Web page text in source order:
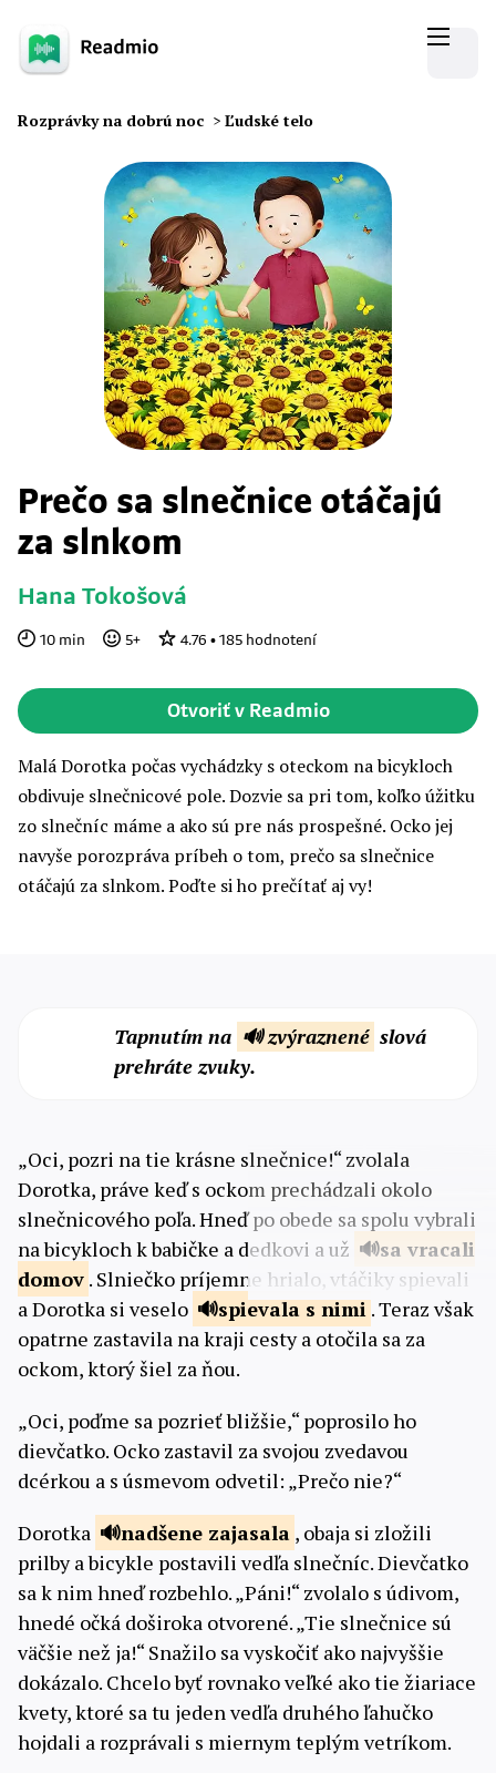
Rozprávky na dobrú noc > Ľudské telo
Prečo sa slnečnice otáčajú
za slnkom
Hana Tokošová
10 min 5+ 4.76 • 185 hodnotení
Otvoriť v Readmio
Malá Dorotka počas vychádzky s oteckom na bicykloch
obdivuje slnečnicové pole. Dozvie sa pri tom, koľko úžitku
zo slnečníc máme a ako sú pre nás prospešné. Ocko jej
navyše porozpráva príbeh o tom, prečo sa slnečnice
otáčajú za slnkom. Poďte si ho prečítať aj vy!
Tapnutím na 🔊 zvýraznené slová
prehráte zvuky.
„Oci, pozri na tie krásne slnečnice!“ zvolala
Dorotka, práve keď s ockom prechádzali okolo
slnečnicového poľa. Hneď po obede sa spolu vybrali
na bicykloch k babičke a dedkovi a už
sa vracali
domov . Slniečko príjemne hrialo, vtáčiky spievali
a Dorotka si veselo
spievala snimi . Teraz však
opatrne zastavila na kraji cesty a otočila sa za
ockom, ktorý šiel za ňou.
„Oci, poďme sa pozrieť bližšie,“ poprosilo ho
dievčatko. Ocko zastavil za svojou zvedavou
dcérkou a s úsmevom odvetil: „Prečo nie?“
Dorotka
nadšene zajasala , obaja si zložili
prilby a bicykle postavili vedľa slnečníc. Dievčatko
sa k nim hneď rozbehlo. „Páni!“ zvolalo s údivom,
hnedé očká doširoka otvorené. „Tie slnečnice sú
väčšie než ja!“ Snažilo sa vyskočiť ako najvyššie
dokázalo. Chcelo byť rovnako veľké ako tie žiariace
kvety, ktoré sa tu jeden vedľa druhého ľahučko
hojdali a rozprávali s miernym teplým vetríkom.